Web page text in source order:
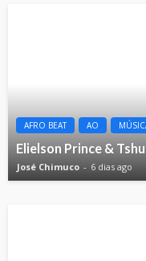
AFRO BEAT AO
Elielson Prince &
José Chimuco 6 dias ago